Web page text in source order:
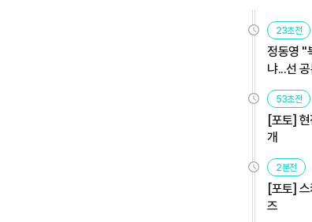
23초전
정동영 "
냐...선
53초전
[포토]
개
2분전
[포토]
즈